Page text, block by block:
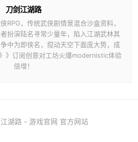
刀剑江湖路
RPG，传统武侠剧情景混合沙盒资料，
扮演陆名寻常少量年，陷入江湖武林其
中为即侠名，搅动天空下面庞大势，成
》订阅创意对工坊火爆modernistic体验
倍增！
湖路 - 游戏官网 官方网站